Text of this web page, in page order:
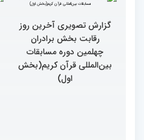
گزارش تصویری آخرین روز
رقابت بخش برادران
چهلمین دوره مسابقات
بین‌المللی قرآن کریم(بخش
اول)